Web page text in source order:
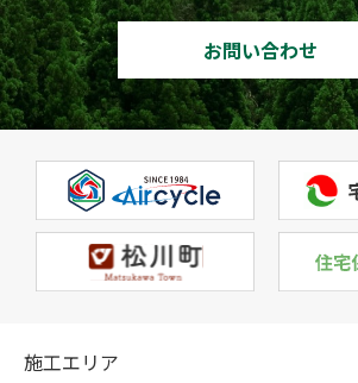
お問い合わせ
施工エリア